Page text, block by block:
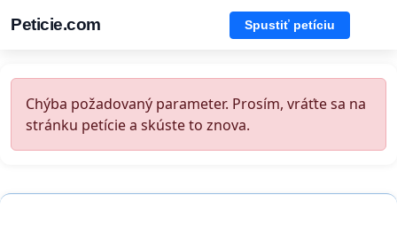
Peticie.com Spustiť petíciu
Chýba požadovaný parameter. Prosím, vráťte sa na
stránku petície a skúste to znova.